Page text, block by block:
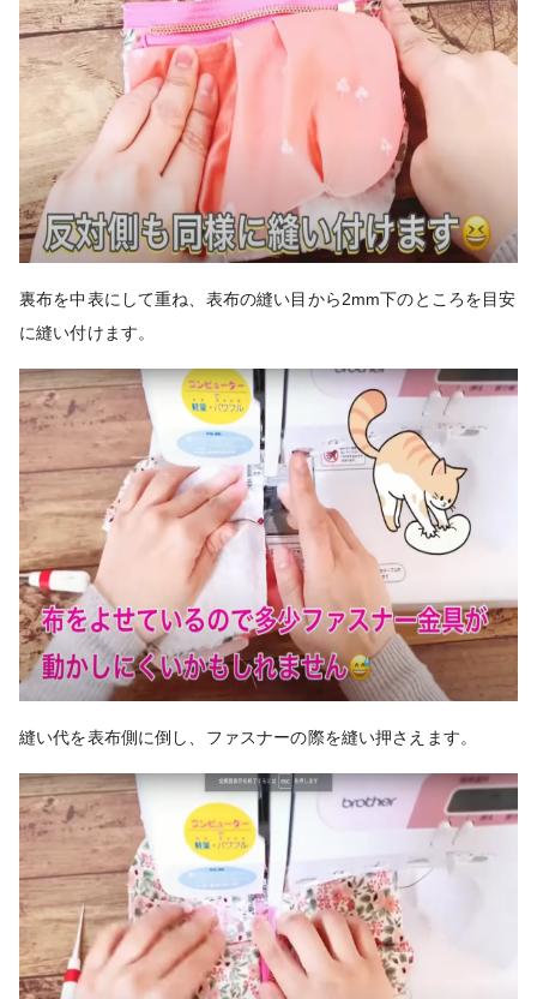
裏布を中表にして重ね、表布の縫い目から2mm下のところを目安
に縫い付けます。
縫い代を表布側に倒し、ファスナーの際を縫い押さえます。